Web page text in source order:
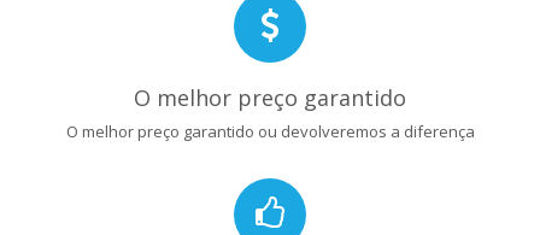
O melhor preço garantido
O melhor preço garantido ou devolveremos a diferença